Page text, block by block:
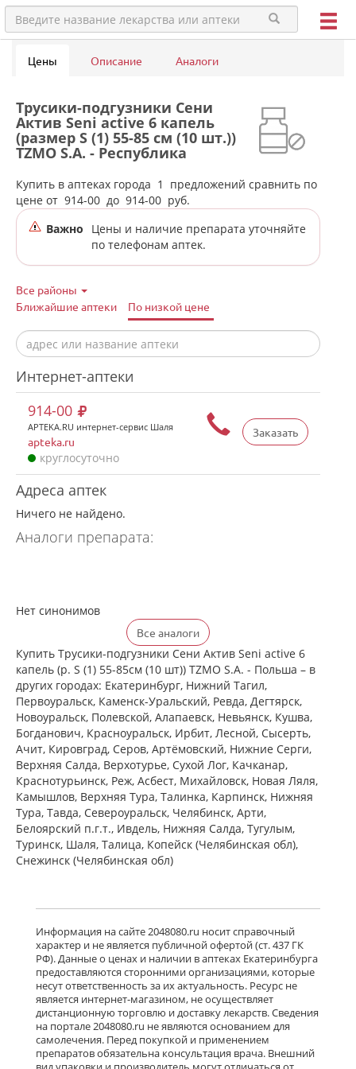
Цены Описание Аналоги
Трусики-подгузники Сени
Актив Seni active 6 капель
(размер S (1) 55-85 см (10 шт.))
TZMO S.A. - Республика
Польша в аптеках города
Шали
Купить в аптеках города 1
предложений сравнить по
цене от 914-00 до 914-00 руб.
Важно
Цены и наличие препарата уточняйте
по телефонам аптек.
Все районы
Ближайшие аптеки
По низкой цене
Интернет-аптеки
Заказать
914-00
APTEKA.RU интернет-сервис Шаля
apteka.ru
круглосуточно
Адреса аптек
Ничего не найдено.
Аналоги препарата:
Нет синонимов
Все аналоги
Купить Трусики-подгузники Сени Актив Seni active 6
капель (р. S (1) 55-85см (10 шт)) TZMO S.A. - Польша – в
других городах: Екатеринбург, Нижний Тагил,
Первоуральск, Каменск-Уральский, Ревда, Дегтярск,
Новоуральск, Полевской, Алапаевск, Невьянск, Кушва,
Богданович, Красноуральск, Ирбит, Лесной, Сысерть,
Ачит, Кировград, Серов, Артёмовский, Нижние Cерги,
Верхняя Салда, Верхотурье, Сухой Лог, Качканар,
Краснотурьинск, Реж, Асбест, Михайловск, Новая Ляля,
Камышлов, Верхняя Тура, Талинка, Карпинск, Нижняя
Тура, Тавда, Североуральск, Челябинск, Арти,
Белоярский п.г.т., Ивдель, Нижняя Салда, Тугулым,
Туринск, Шаля, Талица, Копейск (Челябинская обл),
Снежинск (Челябинская обл)
Информация на сайте 2048080.ru носит справочный
характер и не является публичной офертой (ст. 437 ГК
РФ). Данные о ценах и наличии в аптеках Екатеринбурга
предоставляются сторонними организациями, которые
несут ответственность за их актуальность. Ресурс не
является интернет-магазином, не осуществляет
дистанционную торговлю и доставку лекарств. Сведения
на портале 2048080.ru не являются основанием для
самолечения. Перед покупкой и применением
препаратов обязательна консультация врача. Внешний